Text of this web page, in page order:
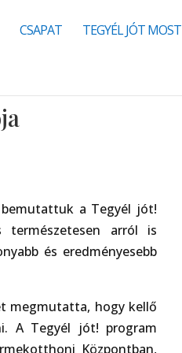
CSAPAT TEGYÉL JÓT MOST
a Tegyél jót!
természetesen arról is
és eredményesebb
megmutatta, hogy kellő
A Tegyél jót! program
Központban,